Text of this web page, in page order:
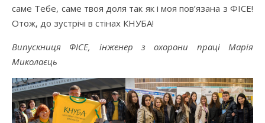
саме Тебе, саме твоя доля так як і моя пов’язана з ФІСЕ!
Отож, до зустрічі в стінах КНУБА!
Випускниця ФІСЕ, інженер з охорони праці Марія
Миколаєць